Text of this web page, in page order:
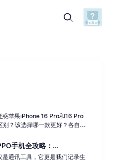
惑苹果iPhone 16 Pro和16 Pro
别？该选择哪一款更好？各自...
手机全攻略：...
是通讯工具，它更是我们记录生